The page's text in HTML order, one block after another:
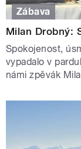
Zábava
Milan Drobný:
Spokojenost,
vypadalo v
námi zpěvák